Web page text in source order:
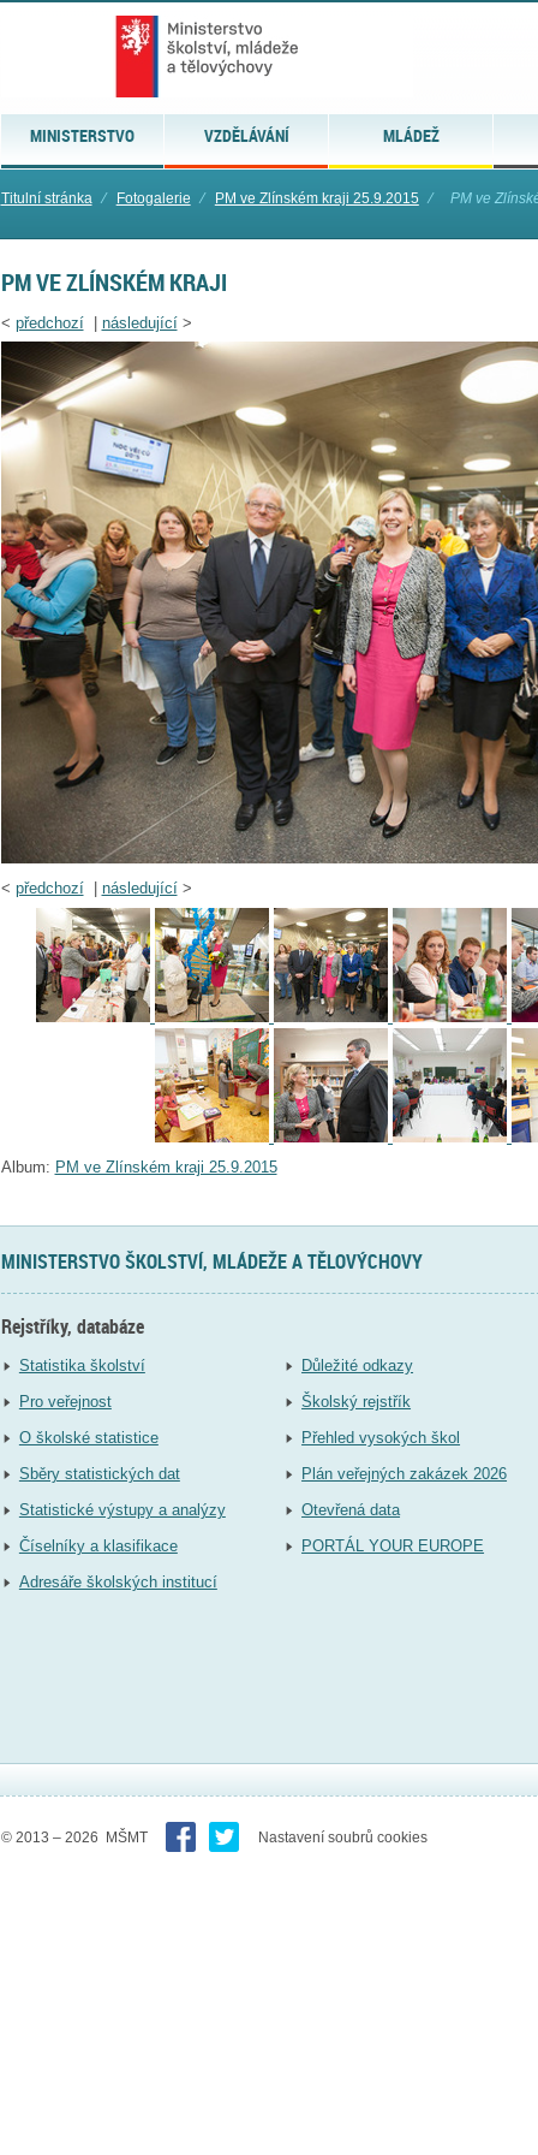
MINISTERSTVO VZDĚLÁVÁNÍ MLÁDEŽ
Titulní stránka ⁄ Fotogalerie ⁄ PM ve Zlínském kraji 25.9.2015 ⁄ PM ve
PM VE ZLÍNSKÉM KRAJI
< předchozí| následující>
< předchozí| následující>
Album: PM ve Zlínském kraji 25.9.2015
MINISTERSTVO ŠKOLSTVÍ, MLÁDEŽE A TĚLOVÝCHOVY
Rejstříky, databáze
Statistika školství
Pro veřejnost
O školské statistice
Sběry statistických dat
Statistické výstupy a analýzy
Číselníky a klasifikace
Adresáře školských institucí
Důležité odkazy
Školský rejstřík
Přehled vysokých škol
Plán veřejných zakázek 2026
Otevřená data
PORTÁL YOUR EUROPE
© 2013 – 2026 MŠMT Nastavení soubrů cookies